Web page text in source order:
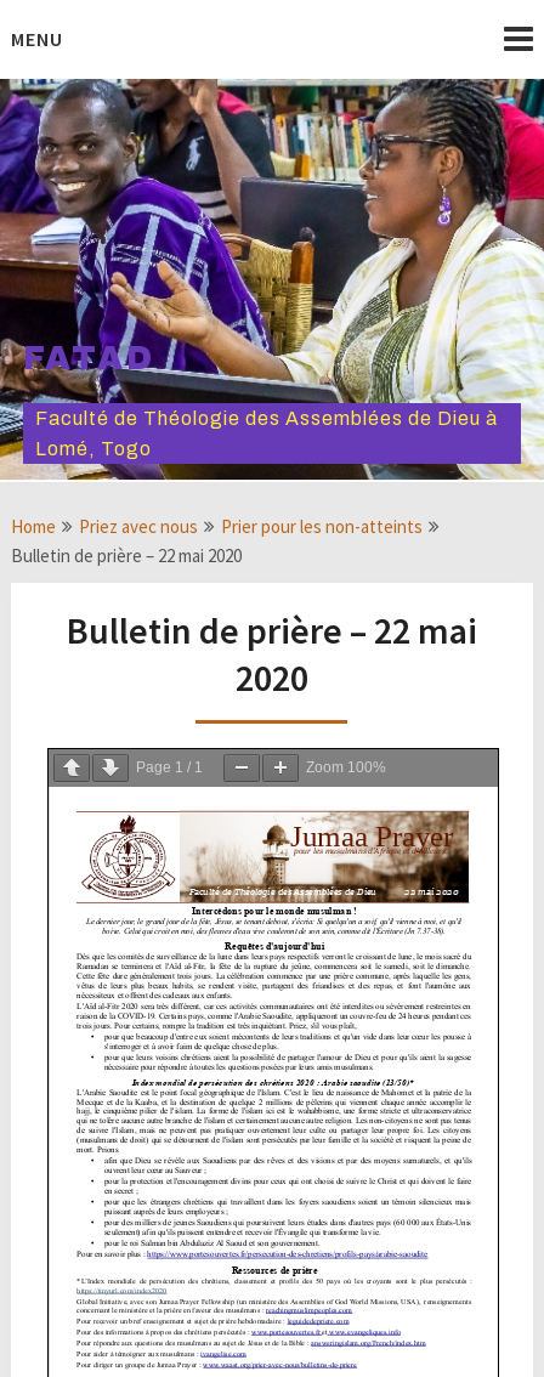
toMENU
FATAD
Faculté de Théologie des Assemblées de Dieu à
Lomé, Togo
Home Priez avec nous
Prier pour les non-atteints
Bulletin de prière – 22 mai 2020
Bulletin de prière – 22 mai
2020
Page 1 / 1 Zoom 100%